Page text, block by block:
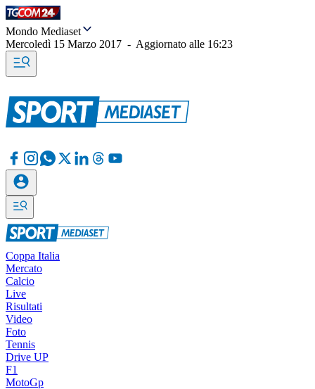
Mondo Mediaset
Mercoledì 15 Marzo 2017 - Aggiornato alle 16:23
Coppa Italia
Mercato
Calcio
Live
Risultati
Video
Foto
Tennis
Drive UP
F1
MotoGp